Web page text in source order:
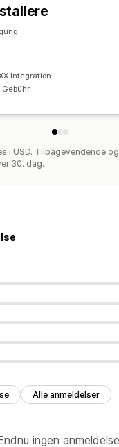
Integration
i USD. Tilbagevendende
30. dag.
Alle anmeldelser
ingen